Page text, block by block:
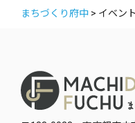
まちづくり府中 > イベン